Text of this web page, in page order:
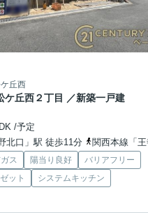
丘西
ケ丘西２丁目 ／新築一戸建
/予定
北口」駅 徒歩11分
関西本線「王寺」駅 バス5分 「
ス 陽当り良好
バリアフリー
ット
システムキッチン